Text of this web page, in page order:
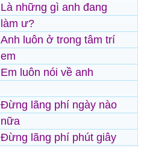
Là những gì anh đang
làm ư?
Anh luôn ở trong tâm trí
em
Em luôn nói về anh
Đừng lãng phí ngày nào
nữa
Đừng lãng phí phút giây